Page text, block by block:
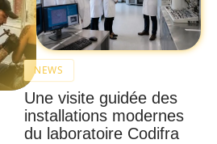
NEWS
Une visite guidée des
installations modernes
du laboratoire Codifra